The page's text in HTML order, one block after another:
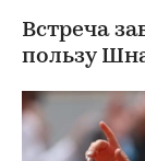
Встреча
пользу